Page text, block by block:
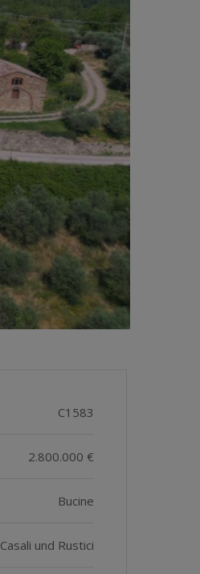
C1583
2.800.000 €
Bucine
Casali und Rustici